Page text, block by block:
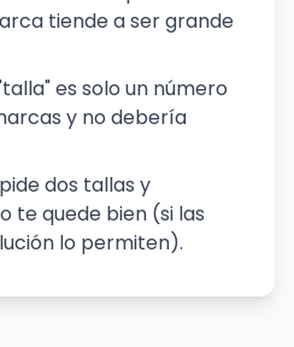
tiende a ser grande
es solo un número
y no debería
dos tallas y
te quede bien (si las
lo permiten).